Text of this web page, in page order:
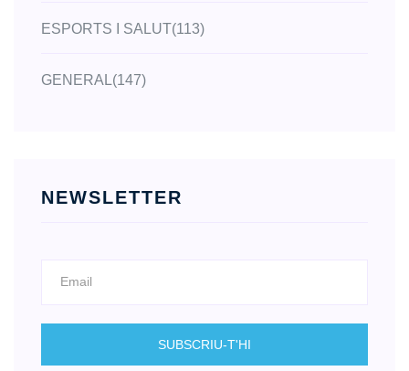
ESPORTS I SALUT(113)
GENERAL(147)
NEWSLETTER